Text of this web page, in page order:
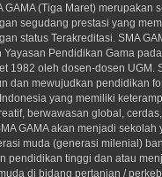
GAMA (Tiga Maret) merupakan
segudang prestasi yang
status Terakreditasi. SMA
Yayasan Pendidikan Gama
1982 oleh dosen-dosen UGM.
dan mewujudkan pendidikan
yang memiliki
berwawasan global,
GAMA akan menjadi sekolah
muda (generasi milenial)
pendidikan tinggi dan atau
di bidang pertanian /